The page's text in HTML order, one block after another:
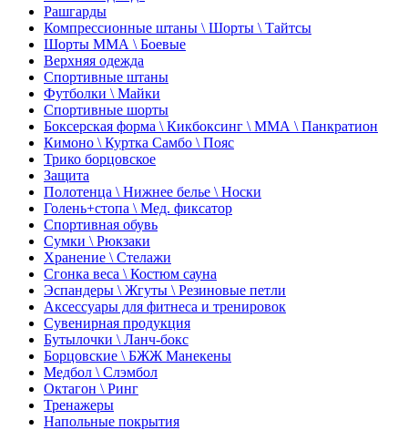
Рашгарды
Компрессионные штаны \ Шорты \ Тайтсы
Шорты ММА \ Боевые
Верхняя одежда
Спортивные штаны
Футболки \ Майки
Спортивные шорты
Боксерская форма \ Кикбоксинг \ ММА \ Панкратион
Кимоно \ Куртка Самбо \ Пояс
Трико борцовское
Защита
Полотенца \ Нижнее белье \ Носки
Голень+стопа \ Мед. фиксатор
Спортивная обувь
Сумки \ Рюкзаки
Хранение \ Стелажи
Сгонка веса \ Костюм сауна
Эспандеры \ Жгуты \ Резиновые петли
Аксессуары для фитнеса и тренировок
Сувенирная продукция
Бутылочки \ Ланч-бокс
Борцовские \ БЖЖ Манекены
Медбол \ Слэмбол
Октагон \ Ринг
Тренажеры
Напольные покрытия